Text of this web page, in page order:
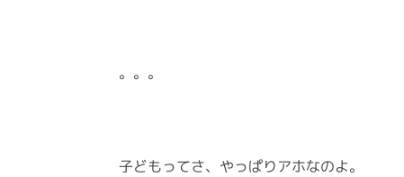
。。。
子どもってさ、やっぱりアホなのよ。